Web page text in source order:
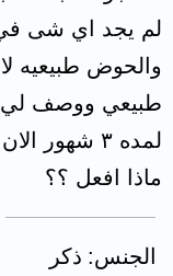
لم يجد اي شى في
والحوض طبيعيه
طبيعي ووصف لي
لمده ٣ شهور الان ولا يوجد تحسن
ماذا افعل ؟؟
الجنس ذكر